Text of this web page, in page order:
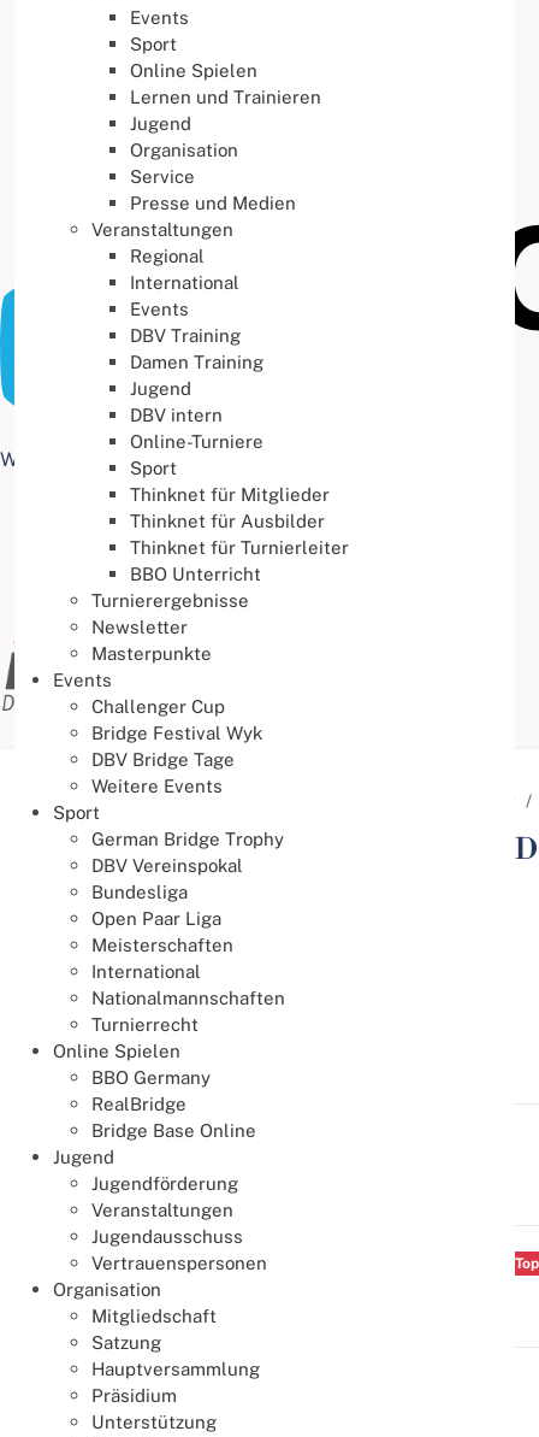
Buchstabenabstand
Web Accessibility plugin
Events
Sport
Online Spielen
Lernen und Trainieren
Jugend
Organisation
Service
Presse und Medien
Veranstaltungen
Regional
International
Events
DBV Training
Damen Training
Jugend
DBV intern
Online-Turniere
Sport
Thinknet für Mitglieder
Thinknet für Ausbilder
Thinknet für Turnierleiter
BBO Unterricht
Turnierergebnisse
Newsletter
Masterpunkte
Events
Challenger Cup
Bridge Festival Wyk
DBV Bridge Tage
Weitere Events
Sport
German Bridge Trophy
DBV Vereinspokal
Bundesliga
Open Paar Liga
Meisterschaften
International
Nationalmannschaften
Turnierrecht
Online Spielen
BBO Germany
RealBridge
Bridge Base Online
Jugend
Jugendförderung
Veranstaltungen
Jugendausschuss
Vertrauenspersonen
Organisation
Mitgliedschaft
Satzung
Hauptversammlung
Präsidium
Unterstützung
Aktuelle Seite: Startseite Download Center
Herzlich Willkommen in unserem
Marketing
Marketing-KITs
Informationen zu Bildrechten
Leitfaden für Artikel im Bridge Magazin
Leitfaden zum Erstellen einer Pressemitteilung Top
So gelingen Pressefotos